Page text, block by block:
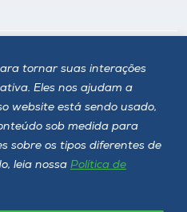
tornar suas interações
Eles nos ajudam a
website está sendo usado,
sob medida para
sobre os tipos diferentes de
leia nossa Política de